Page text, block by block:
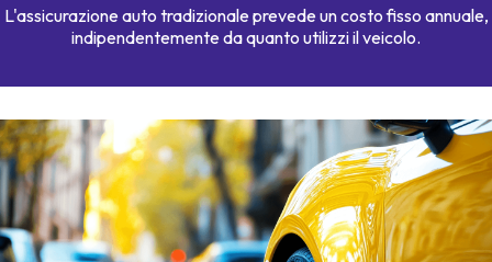
L'assicurazione auto tradizionale prevede un costo fisso annuale,
indipendentemente da quanto utilizzi il veicolo.